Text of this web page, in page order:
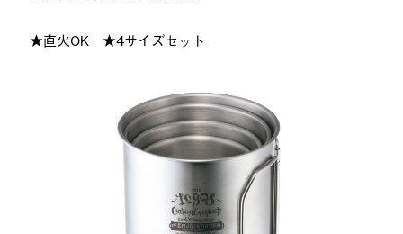
★直火OK ★4サイズセット